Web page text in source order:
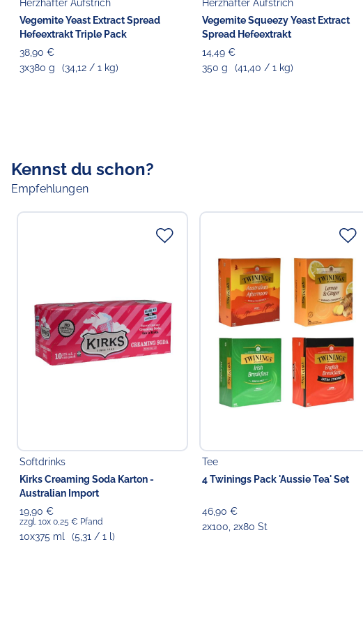
Herzhafter Aufstrich
Vegemite Yeast Extract Spread
Hefeextrakt Triple Pack
38,90 €
3x380 g
(34,12 / 1 kg)
Herzhafter Aufstrich
Vegemite Squeezy Yeast Extract
Spread Hefeextrakt
14,49 €
350 g
(41,40 / 1 kg)
Kennst du schon?
Empfehlungen
Softdrinks
Kirks Creaming Soda Karton -
Australian Import
19,90 €
zzgl. 10x 0,25 € Pfand
10x375 ml (5,31 / 1 l)
Tee
4 Twinings Pack 'Aussie Tea' Set
46,90 €
2x100, 2x80 St